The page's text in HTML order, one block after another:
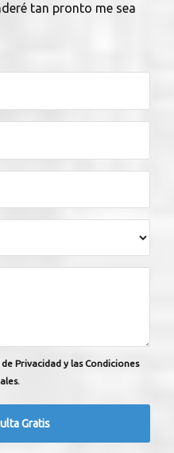
tan pronto me sea
Privacidad y las Condiciones